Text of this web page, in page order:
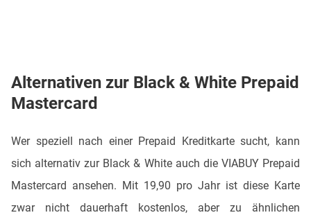
Alternativen zur Black & White Prepaid
Mastercard
Wer speziell nach einer Prepaid Kreditkarte sucht, kann
sich alternativ zur Black & White auch die VIABUY Prepaid
Mastercard ansehen. Mit 19,90 pro Jahr ist diese Karte
zwar nicht dauerhaft kostenlos, aber zu ähnlichen